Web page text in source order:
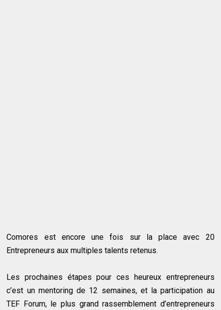
Comores est encore une fois sur la place avec 20
Entrepreneurs aux multiples talents retenus.
Les prochaines étapes pour ces heureux entrepreneurs
c’est un mentoring de 12 semaines, et la participation au
TEF Forum, le plus grand rassemblement d’entrepreneurs